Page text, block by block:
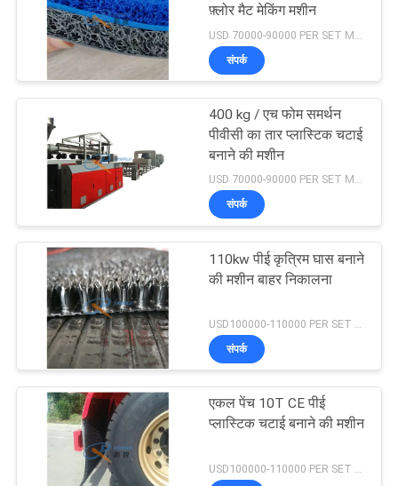
उद्धरण
का
अनुरोध
साइटमैप
गोपनीयता
प्लास्टिक की नली बनाने
की मशीन
5
दरवाजा चटाई बनाने की
मशीन
12
11
फ़्लोर मैट मेकिंग मशीन
संपर्क
400 kg / एच फोम समर्थन
पीवीसी का तार प्लास्टिक चटाई
बनाने की मशीन
USD 70000-90000 PER SET MOQ:एक सेट
संपर्क
110kw पीई कृत्रिम घास बनाने
की मशीन बाहर निकालना
USD100000-110000 PER SET MOQ:एक सेट
संपर्क
एकल पेंच 10T CE पीई
प्लास्टिक चटाई बनाने की मशीन
USD100000-110000 PER SET MOQ:एक सेट